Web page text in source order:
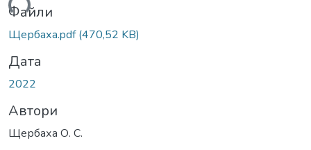
Файли
Щербаха.pdf(470,52 KB)
Дата
2022
Автори
Щербаха О. С.